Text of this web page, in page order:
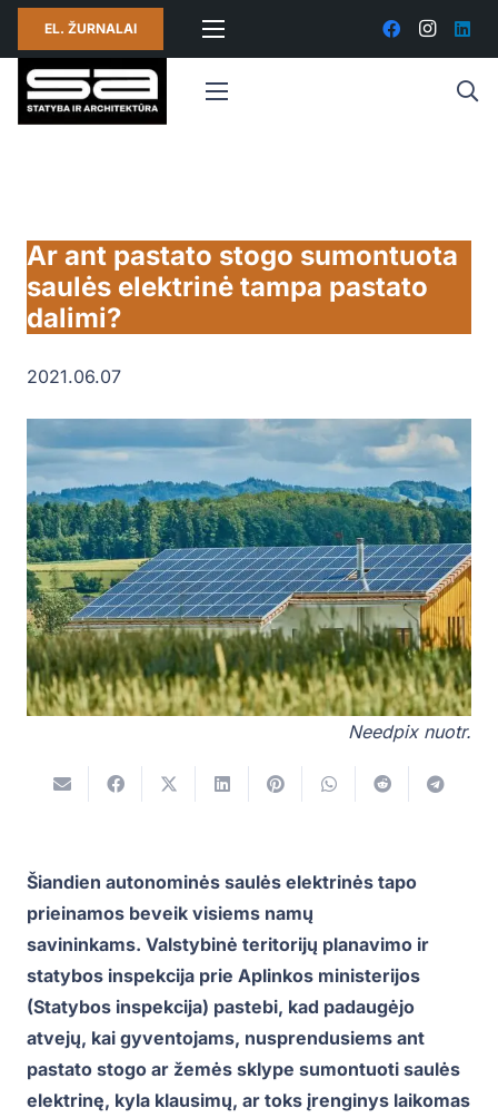
EL. ŽURNALAI
Ar ant pastato stogo sumontuota
saulės elektrinė tampa pastato
dalimi?
2021.06.07
Needpix nuotr.
Šiandien autonominės saulės elektrinės tapo
prieinamos beveik visiems namų
savininkams. Valstybinė teritorijų planavimo ir
statybos inspekcija prie Aplinkos ministerijos
(Statybos inspekcija) pastebi, kad padaugėjo
atvejų, kai gyventojams, nusprendusiems ant
pastato stogo ar žemės sklype sumontuoti saulės
elektrinę, kyla klausimų, ar toks įrenginys laikomas